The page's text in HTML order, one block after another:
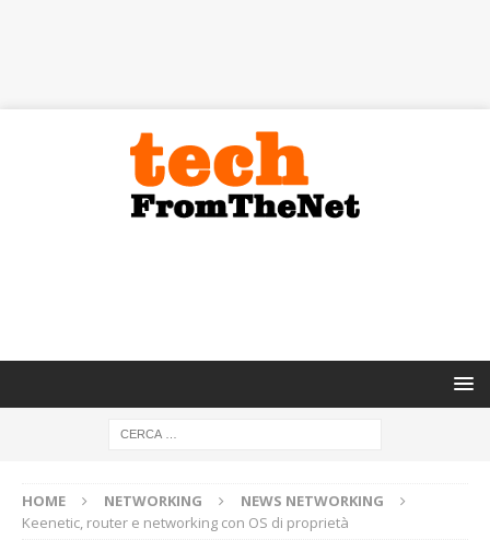
HOME NETWORKING
NEWS NETWORKING
Keenetic, router e networking con OS di proprietà